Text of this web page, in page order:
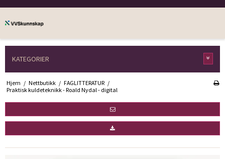
KATEGORIER
Hjem / Nettbutikk / FAGLITTERATUR /
Praktisk kuldeteknikk - Roald Nydal - digital